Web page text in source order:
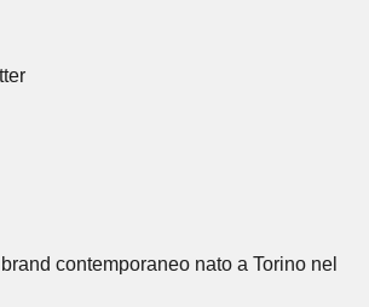
contemporaneo nato a Torino nel